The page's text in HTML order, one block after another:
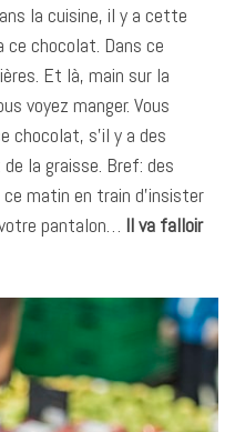
la cuisine, il y a cette
ce chocolat. Dans ce
Et là, main sur la
voyez manger. Vous
chocolat, s’il y a des
la graisse. Bref: des
matin en train d’insister
pantalon… Il va falloir